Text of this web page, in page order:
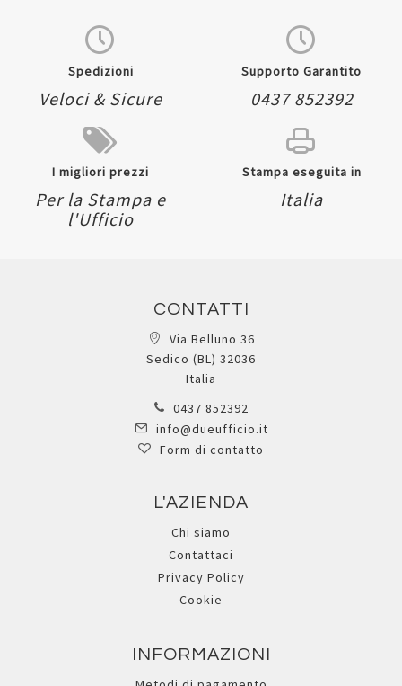
Spedizioni
Veloci & Sicure
Supporto Garantito
0437 852392
I migliori prezzi
Per la Stampa e
l'Ufficio
Stampa eseguita in
Italia
CONTATTI
Via Belluno 36
Sedico (BL) 32036
Italia
0437 852392
info@dueufficio.it
Form di contatto
L'AZIENDA
Chi siamo
Contattaci
Privacy Policy
Cookie
INFORMAZIONI